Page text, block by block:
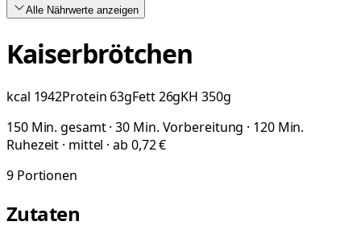
Alle Nährwerte anzeigen
Kaiserbrötchen
kcal 1942Protein 63gFett26gKH 350g
150 Min. gesamt · 30 Min. Vorbereitung · 120 Min.
Ruhezeit · mittel · ab 0,72 €
9 Portionen
Zutaten